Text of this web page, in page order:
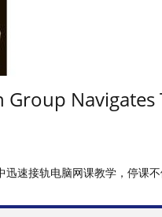
速接轨电脑网课教学，停课